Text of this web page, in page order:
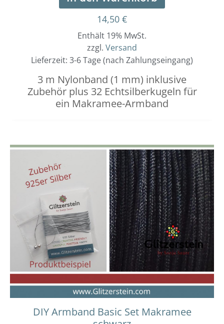
14,50 €
Enthält 19% MwSt.
zzgl. Versand
Lieferzeit: 3-6 Tage (nach Zahlungseingang)
3 m Nylonband (1 mm) inklusive
Zubehör plus 32 Echtsilberkugeln für
ein Makramee-Armband
DIY Armband Basic Set Makramee